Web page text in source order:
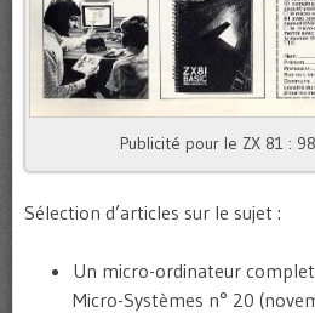
Publicité pour le ZX 81 :
Sélection d’articles sur le sujet :
Un micro-ordinateur
Micro-Systèmes n° 20